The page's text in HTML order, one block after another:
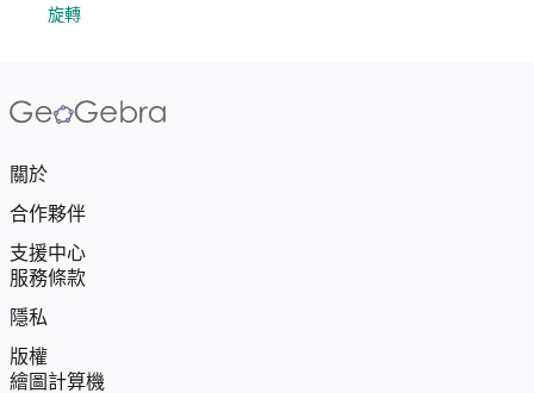
旋轉
關於
合作夥伴
支援中心
服務條款
隱私
版權
繪圖計算機